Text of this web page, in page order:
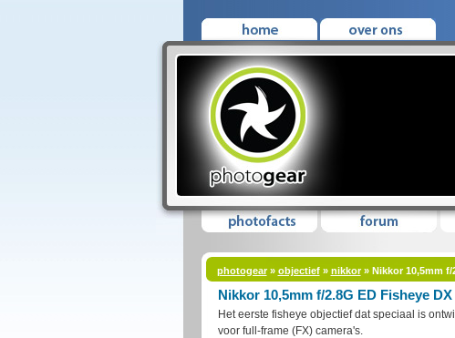
photogear» objectief» nikkor» Nikkor 10,5mm f/
Nikkor 10,5mm f/2.8G ED Fisheye DX
Het eerste fisheye objectief dat speciaal is
voor full-frame (FX) camera's.